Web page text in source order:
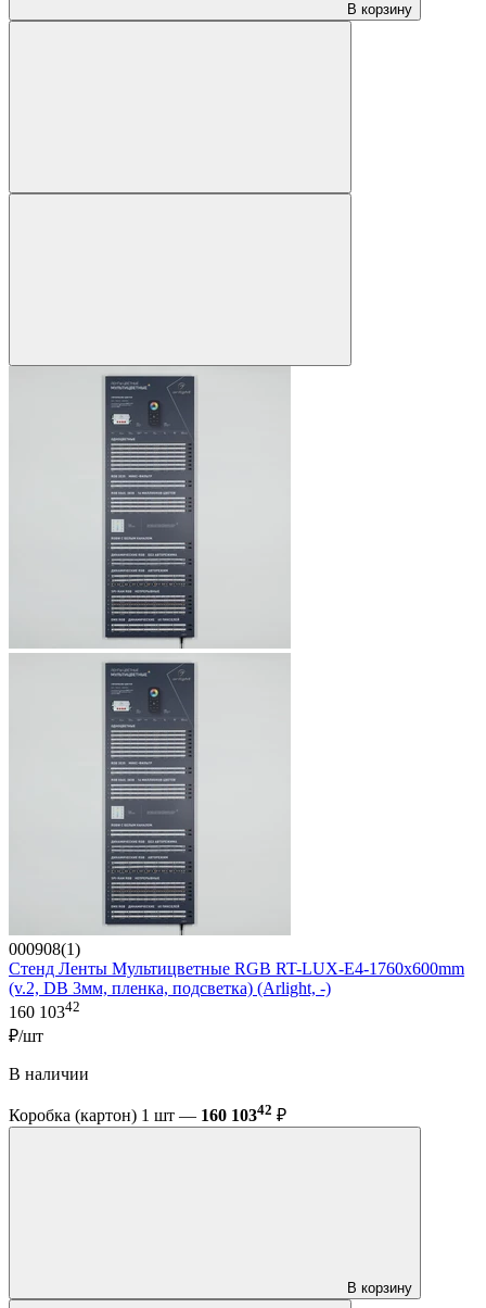
В корзину
000908(1)
Стенд Ленты Мультицветные RGB RT-LUX-E4-1760x600mm
(v.2, DB 3мм, пленка, подсветка) (Arlight, -)
160 10342
₽/шт
В наличии
Коробка (картон) 1 шт — 160 10342 ₽
В корзину